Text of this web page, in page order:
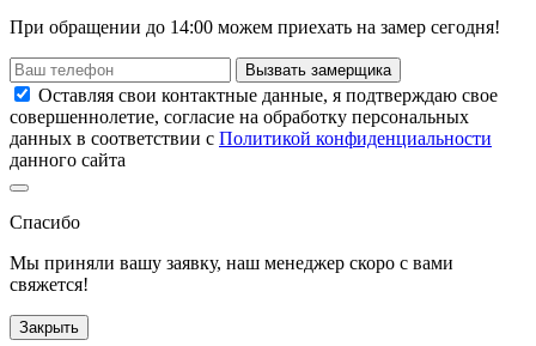
При обращении до 14:00 можем приехать на замер сегодня!
Вызвать замерщика
Оставляя свои контактные данные, я подтверждаю свое
совершеннолетие, согласие на обработку персональных
данных в соответствии с Политикой конфиденциальности
данного сайта
Спасибо
Мы приняли вашу заявку, наш менеджер скоро с вами
свяжется!
Закрыть